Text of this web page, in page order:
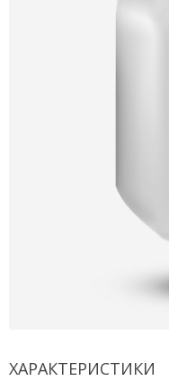
ХАРАКТЕРИСТИКИ